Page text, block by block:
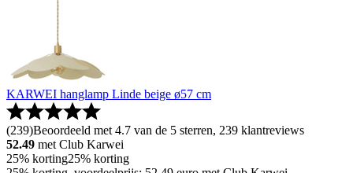
KARWEI hanglamp Linde beige ø57 cm
(239)Beoordeeld met 4.7 van de 5 sterren, 239 klantreviews
52.49 met Club Karwei
25% korting25% korting